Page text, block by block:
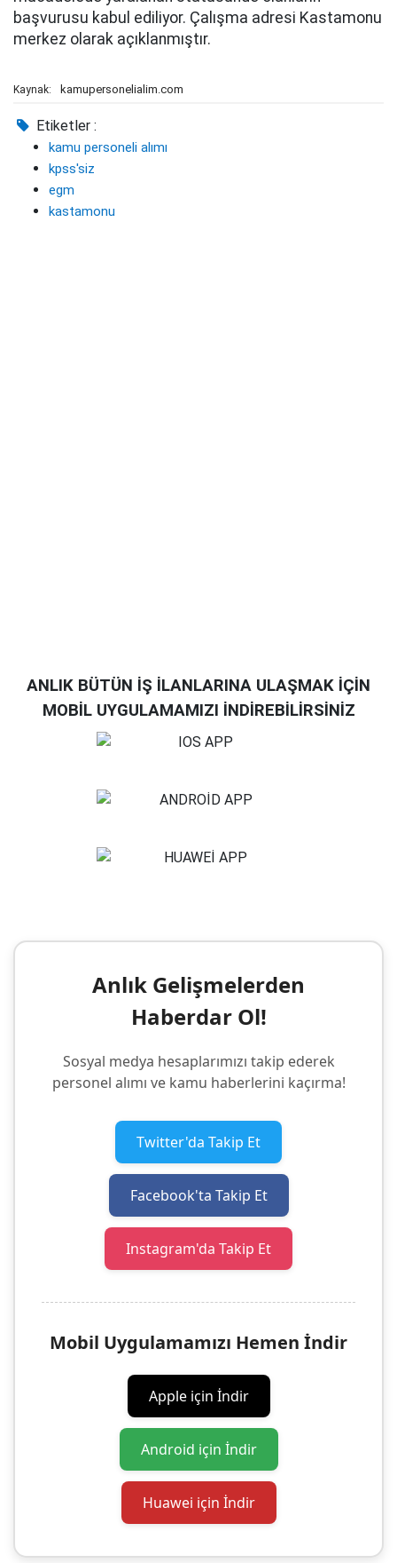
başvurusu kabul ediliyor. Çalışma adresi Kastamonu
merkez olarak açıklanmıştır.
Kaynak: kamupersonelialim.com
Etiketler :
kamu personeli alımı
kpss'siz
egm
kastamonu
ANLIK BÜTÜN İŞ İLANLARINA ULAŞMAK İÇİN
MOBİL UYGULAMAMIZI İNDİREBİLİRSİNİZ
Anlık Gelişmelerden
Haberdar Ol!
Sosyal medya hesaplarımızı takip ederek
personel alımı ve kamu haberlerini kaçırma!
Twitter'da Takip Et
Facebook'ta Takip Et
Instagram'da Takip Et
Mobil Uygulamamızı Hemen İndir
Apple için İndir
Android için İndir
Huawei için İndir